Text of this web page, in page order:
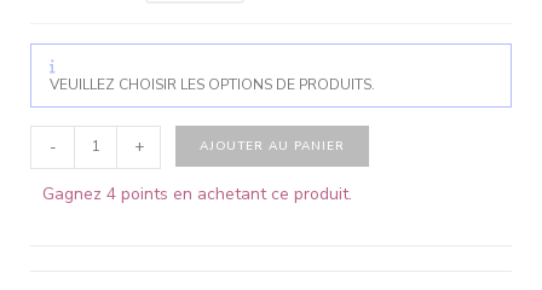
VEUILLEZ CHOISIR LES OPTIONS DE PRODUITS.
- + AJOUTER AU PANIER
Gagnez 4 points en achetant ce produit.